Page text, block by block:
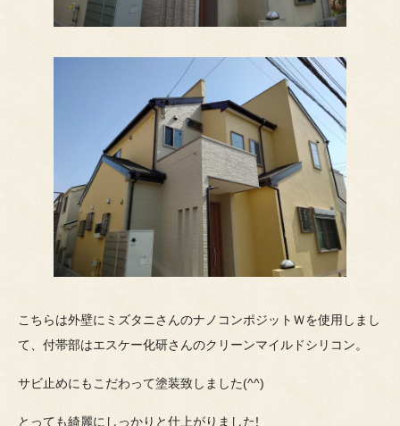
こちらは外壁にミズタニさんのナノコンポジットＷを使用しまし
て、付帯部はエスケー化研さんのクリーンマイルドシリコン。
サビ止めにもこだわって塗装致しました(^^)
とっても綺麗にしっかりと仕上がりました!